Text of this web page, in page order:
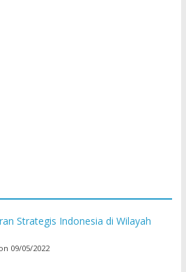
Strategis Indonesia di Wilayah
09/05/2022